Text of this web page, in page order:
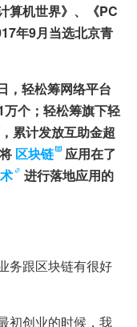
算机世界》、《PC
年9月当选北京青
，轻松筹网络平台
个；轻松筹旗下轻
累计发放互助金超
区块链
应用在了
进行落地应用的
务跟区块链有很好
初创业的时候，我